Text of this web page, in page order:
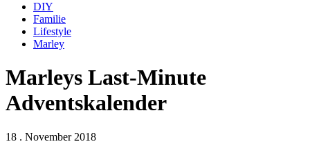
DIY
Familie
Lifestyle
Marley
Marleys Last-Minute
Adventskalender
18 . November 2018